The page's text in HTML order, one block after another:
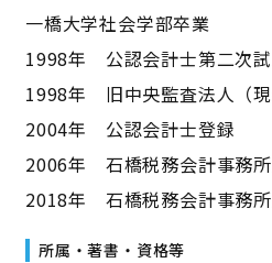
一橋大学社会学部卒業
1998年 公認会計士第二次
1998年 旧中央監査法人（
2004年 公認会計士登録
2006年 石橋税務会計事務
2018年 石橋税務会計事務
所属・著書・資格等